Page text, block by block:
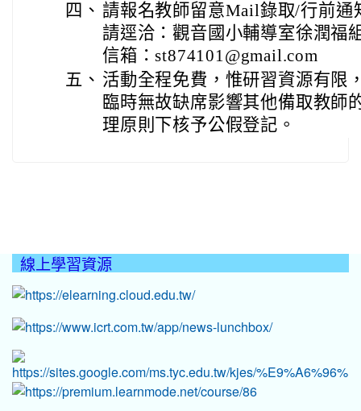
四、 請報名教師留意Mail錄取/行前通
請逕洽：觀音國小輔導室徐潤福
信箱：st874101@gmail.com
五、 活動全程免費，惟研習資源有限
臨時無故缺席影響其他備取教師
理原則下核予公假登記。
線上學習資源